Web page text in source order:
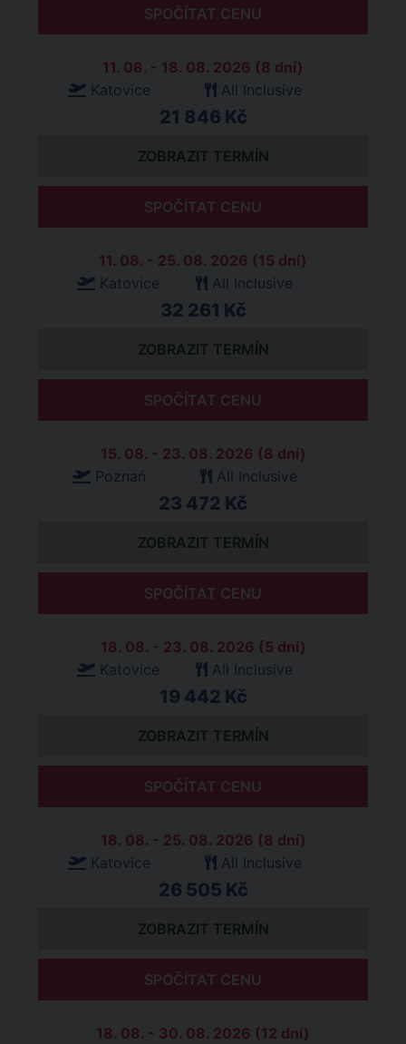
SPOČÍTAT CENU
11. 08. - 18. 08. 2026 (8 dní)
Katovice
All Inclusive
21 846 Kč
ZOBRAZIT TERMÍN
SPOČÍTAT CENU
11. 08. - 25. 08. 2026 (15 dní)
Katovice
All Inclusive
32 261 Kč
ZOBRAZIT TERMÍN
SPOČÍTAT CENU
15. 08. - 23. 08. 2026 (8 dní)
Poznań
All Inclusive
23 472 Kč
ZOBRAZIT TERMÍN
SPOČÍTAT CENU
18. 08. - 23. 08. 2026 (5 dní)
Katovice
All Inclusive
19 442 Kč
ZOBRAZIT TERMÍN
SPOČÍTAT CENU
18. 08. - 25. 08. 2026 (8 dní)
Katovice
All Inclusive
26 505 Kč
ZOBRAZIT TERMÍN
SPOČÍTAT CENU
18. 08. - 30. 08. 2026 (12 dní)